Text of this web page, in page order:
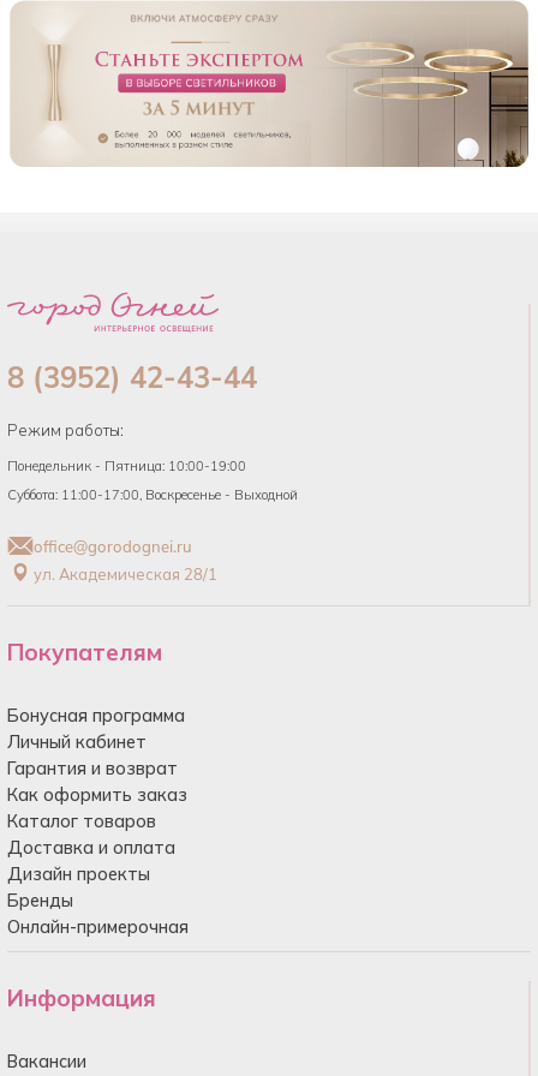
8 (3952) 42-43-44
Режим работы:
Понедельник - Пятница: 10:00-19:00
Суббота: 11:00-17:00, Воскресенье - Выходной
office@gorodognei.ru
ул. Академическая 28/1
Покупателям
Бонусная программа
Личный кабинет
Гарантия и возврат
Как оформить заказ
Каталог товаров
Доставка и оплата
Дизайн проекты
Бренды
Онлайн-примерочная
Информация
Вакансии